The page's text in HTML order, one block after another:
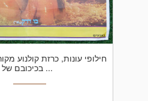
חילופי עונות, כרזת קולנוע
בכיכובם של בו דרק, אנטוני ...